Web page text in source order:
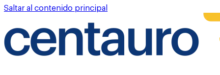
Saltar al contenido principal